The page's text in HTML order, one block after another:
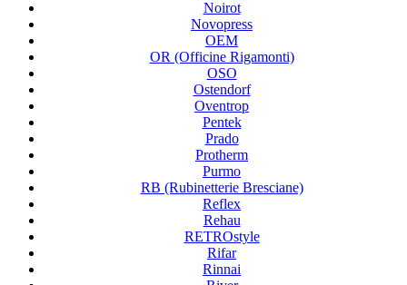
Noirot
Novopress
OEM
OR (Officine Rigamonti)
OSO
Ostendorf
Oventrop
Pentek
Prado
Protherm
Purmo
RB (Rubinetterie Bresciane)
Reflex
Rehau
RETROstyle
Rifar
Rinnai